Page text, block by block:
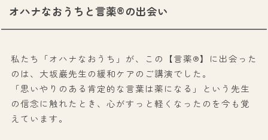
オハナなおうちと言薬®の出会い
私たち「オハナなおうち」が、この【言薬®】に出会った
のは、大坂巌先生の緩和ケアのご講演でした。
「思いやりのある肯定的な言葉は薬になる」という先生
の信念に触れたとき、心がすっと軽くなったのを今も覚
えています。